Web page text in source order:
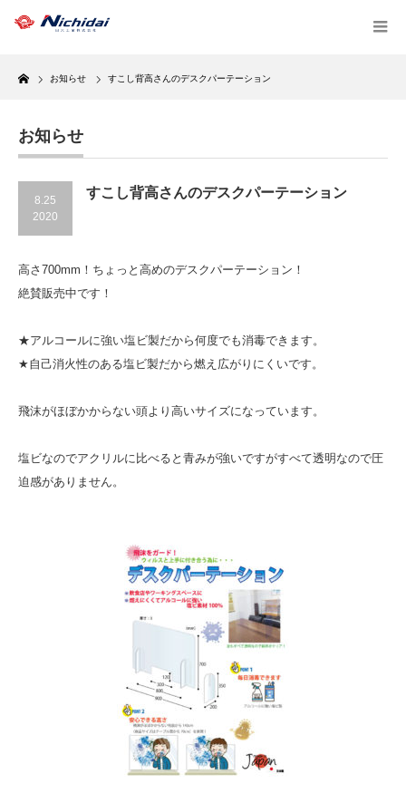
Home
お知らせ すこし背高さんのデスクパーテーション
お知らせ
8.25
2020
すこし背高さんのデスクパーテーション
高さ700mm！ちょっと高めのデスクパーテーション！
絶賛販売中です！
★アルコールに強い塩ビ製だから何度でも消毒できます。
★自己消火性のある塩ビ製だから燃え広がりにくいです。
飛沫がほぼかからない頭より高いサイズになっています。
塩ビなのでアクリルに比べると青みが強いですがすべて透明なので圧
迫感がありません。